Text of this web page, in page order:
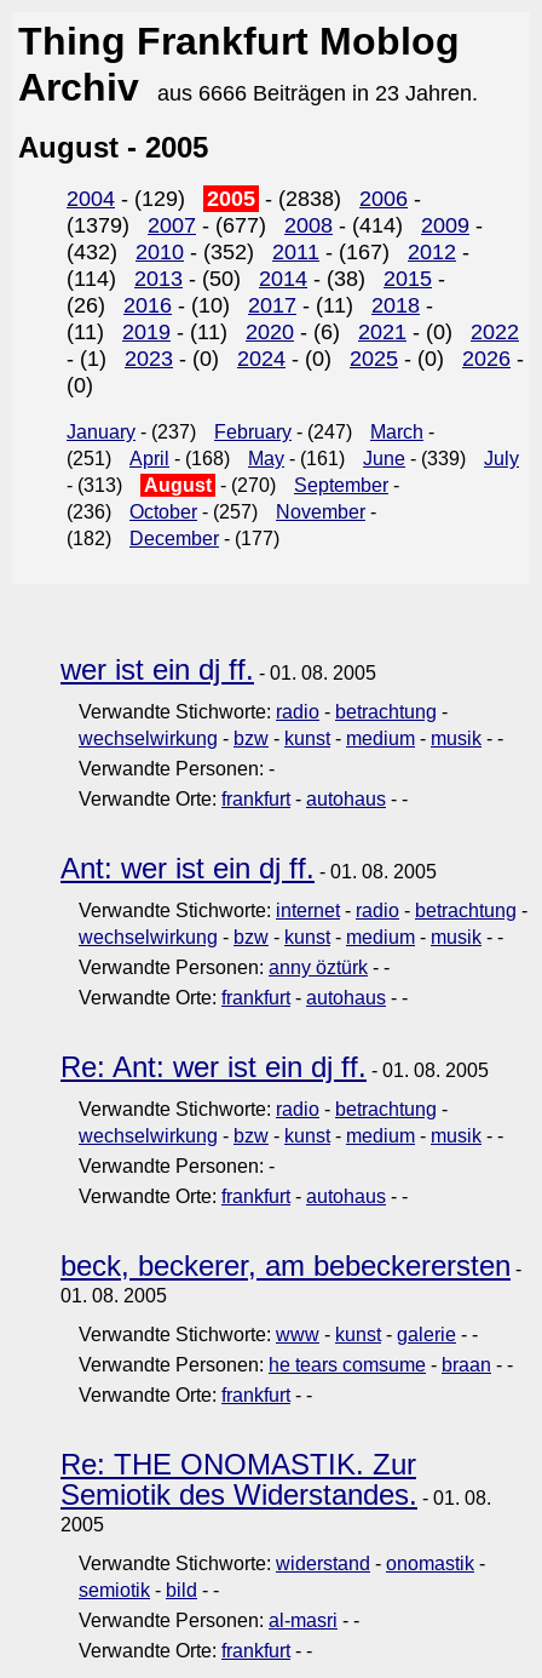
Thing Frankfurt Moblog
Archiv
aus 6666 Beiträgen in 23 Jahren.
August - 2005
2004 - (129) 2005 - (2838) 2006 -
(1379)
2007 - (677) 2008 - (414) 2009 -
(432)
2010 - (352) 2011 - (167) 2012 -
(114)
2013 - (50) 2014 - (38) 2015 -
(26)
2016 - (10) 2017 - (11) 2018 -
(11)
2019 - (11) 2020 - (6) 2021 - (0)
2022
- (1)
2023 - (0) 2024 - (0) 2025 - (0) 2026 -
(0)
January - (237) February - (247) March -
(251)
April - (168) May - (161) June - (339)
July
- (313)
August - (270) September -
(236)
October - (257) November -
(182)
December - (177)
wer ist ein dj ff. - 01. 08. 2005
Verwandte Stichworte: radio - betrachtung -
wechselwirkung - bzw - kunst- medium - musik - -
Verwandte Personen: -
Verwandte Orte: frankfurt- autohaus - -
Ant: wer ist ein dj ff. - 01. 08. 2005
Verwandte Stichworte: internet- radio - betrachtung -
wechselwirkung - bzw - kunst- medium - musik - -
Verwandte Personen: anny öztürk - -
Verwandte Orte: frankfurt- autohaus - -
Re: Ant: wer ist ein dj ff. - 01. 08. 2005
Verwandte Stichworte: radio - betrachtung -
wechselwirkung - bzw - kunst- medium - musik - -
Verwandte Personen: -
Verwandte Orte: frankfurt- autohaus - -
beck, beckerer, am bebeckerersten -
01. 08. 2005
Verwandte Stichworte: www - kunst- galerie - -
Verwandte Personen: he tears comsume - braan - -
Verwandte Orte: frankfurt- -
Re: THE ONOMASTIK. Zur
Semiotik des Widerstandes. - 01. 08.
2005
Verwandte Stichworte: widerstand - onomastik -
semiotik - bild - -
Verwandte Personen: al-masri - -
Verwandte Orte: frankfurt- -